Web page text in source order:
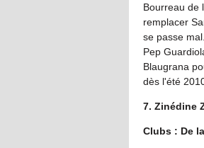
Bourreau de
remplacer
se passe
Pep
Blaugrana
dès l'été
7. Zinédine
Clubs : De